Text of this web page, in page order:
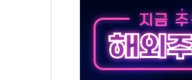
일 절정…주말 주춤 후 다시 불볕더위
"파주 AIDC 수익성 기대"
못 하는 정책은 무용…성역 없는 국정 개